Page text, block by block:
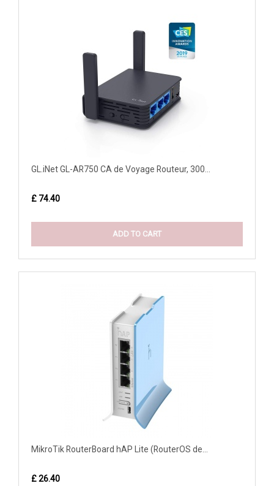
GL.iNet GL-AR750 CA de Voyage Routeur, 300...
£ 74.40
ADD TO CART
MikroTik RouterBoard hAP Lite (RouterOS de...
£ 26.40